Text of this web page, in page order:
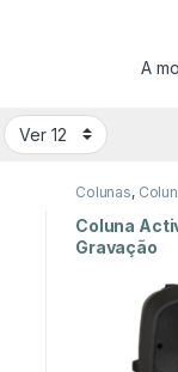
A
Colunas,
Coluna
Gravação